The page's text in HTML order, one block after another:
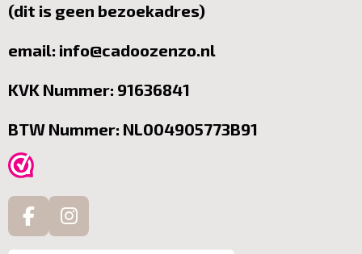
(dit is geen bezoekadres)
email: info@cadoozenzo.nl
KVK Nummer: 91636841
BTW Nummer: NL004905773B91
F
I